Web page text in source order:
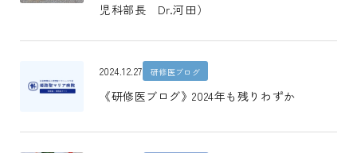
児科部長 Dr.河田）
2024.12.27 研修医ブログ
《研修医ブログ》2024年も残りわずか